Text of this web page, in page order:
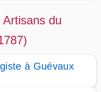
du
à Guévaux